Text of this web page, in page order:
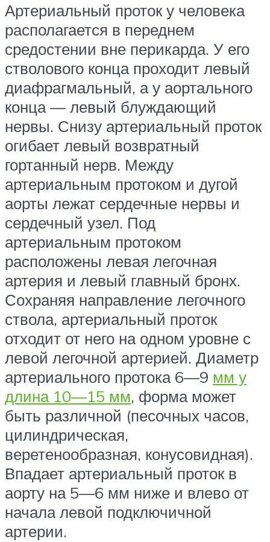
Артериальный проток у человека
располагается в переднем
средостении вне перикарда. У его
стволового конца проходит левый
диафрагмальный, а у аортального
конца — левый блуждающий
нервы. Снизу артериальный проток
огибает левый возвратный
гортанный нерв. Между
артериальным протоком и дугой
аорты лежат сердечные нервы и
сердечный узел. Под
артериальным протоком
расположены левая легочная
артерия и левый главный бронх.
Сохраняя направление легочного
ствола, артериальный проток
отходит от него на одном уровне с
левой легочной артерией. Диаметр
артериального протока 6—9 мм у
длина 10—15 мм, форма может
быть различной (песочных часов,
цилиндрическая,
веретенообразная, конусовидная).
Впадает артериальный проток в
аорту на 5—6 мм ниже и влево от
начала левой подключичной
артерии.